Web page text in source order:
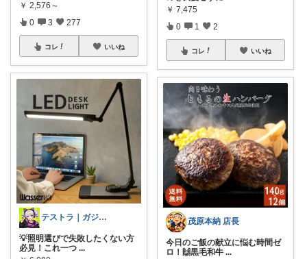
￥ 2,576～
0 3 277
コレ いいね
テストラ｜ガジェット・家電
💡照明選びで失敗したくない方
必見！これ一つ ...
￥ 7,475
0 1 2
コレ いいね
茂原本納 店長
今日のご飯の献立に悩む時間ゼ
ロ！🙌黒毛和牛 ...